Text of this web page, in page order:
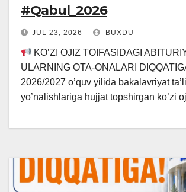
#Qabul_2026
JUL 23, 2026 BUXDU
KO’ZI OJIZ TOIFASIDAGI
ULARNING OTA-ONALARI
2026/2027 o’quv yilida bakalavriyat
yo’nalishlariga hujjat topshirgan ko’zi